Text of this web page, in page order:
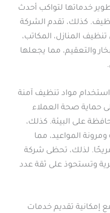
خدماتها لتواكب أحدث
كذلك، تقدم الشركة
المنازل، المكاتب،
والتعقيم، مما يجعلها
مواد تنظيف آمنة
حماية صحة العملاء
على البيئة. كذلك،
المواعيد، مما
لذلك، تحظى شركة
وتستحوذ على ثقة عدد
إمكانية تقديم خدمات